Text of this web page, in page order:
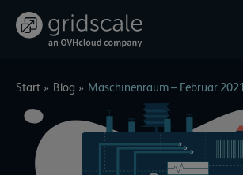
Inhalt
Start Blog Maschinenraum – Februar 2021